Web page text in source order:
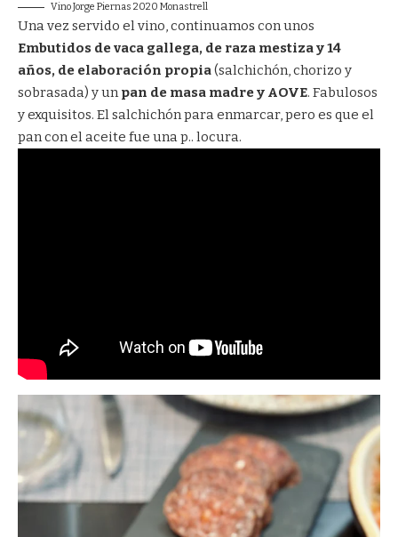
Vino Jorge Piernas 2020 Monastrell
Una vez servido el vino, continuamos con unos
Embutidos de vaca gallega, de raza mestiza y 14
años, de elaboración propia(salchichón, chorizo y
sobrasada) y unpan de masa madre y AOVE. Fabulosos
y exquisitos. El salchichón para enmarcar, pero es que el
pan con el aceite fue una p.. locura.